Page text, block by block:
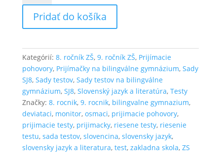
testy
slovenčiny
SADA
1
Pridať do košíka
Kategórií: 8. ročník ZŠ, 9. ročník ZŠ, Prijímacie
pohovory, Prijímačky na bilingválne gymnázium, Sady
SJ8, Sady testov, Sady testov na bilingválne
gymnázium, SJ8, Slovenský jazyk a literatúra, Testy
Značky: 8. rocnik, 9. rocnik, bilingvalne gymnazium,
deviataci, monitor, osmaci, prijimacie pohovory,
prijimacie testy, prijimacky, riesene testy, riesenie
testu, sada testov, slovencina, slovensky jazyk,
slovensky jazyk a literatura, test, zakladna skola, ZS